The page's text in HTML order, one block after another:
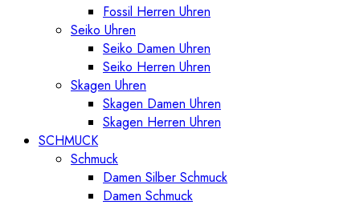
Fossil Herren Uhren
Seiko Uhren
Seiko Damen Uhren
Seiko Herren Uhren
Skagen Uhren
Skagen Damen Uhren
Skagen Herren Uhren
SCHMUCK
Schmuck
Damen Silber Schmuck
Damen Schmuck